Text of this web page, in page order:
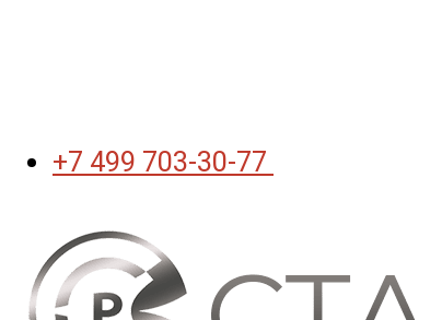
+7 499 703-30-77